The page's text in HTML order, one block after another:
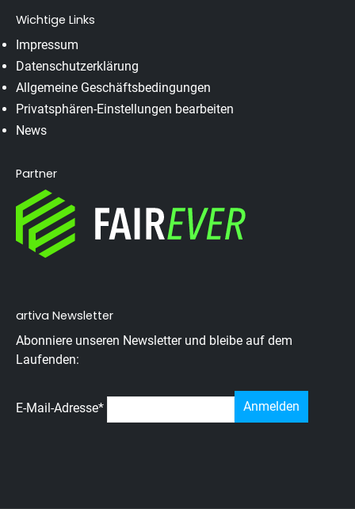
Wichtige Links
Impressum
Datenschutzerklärung
Allgemeine Geschäftsbedingungen
Privatsphären-Einstellungen bearbeiten
News
Partner
artiva Newsletter
Abonniere unseren Newsletter und bleibe auf dem
Laufenden:
E-Mail-Adresse*